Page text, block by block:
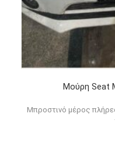
Μούρη Seat
Μπροστινό μέρος